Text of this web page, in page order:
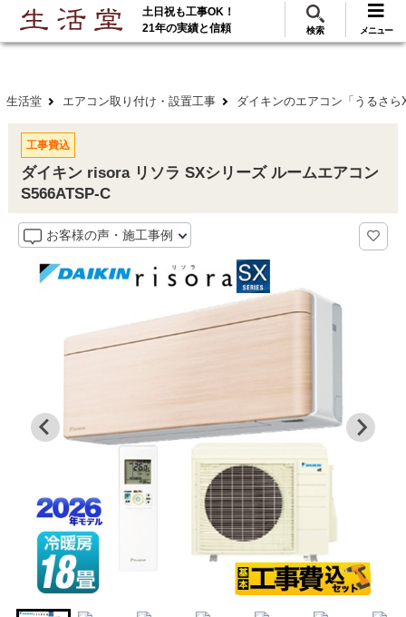
ご利用 288万･工事実績117万件! 無料見積
土日祝も工事OK！
21年の実績と信頼
検索 メニュー
生活堂 エアコン取り付け・設置工事 ダイキンのエアコン「うるさ
工事費込
ダイキン risora リソラ SXシリーズ ルームエアコン
S566ATSP-C
お客様の声・施工事例